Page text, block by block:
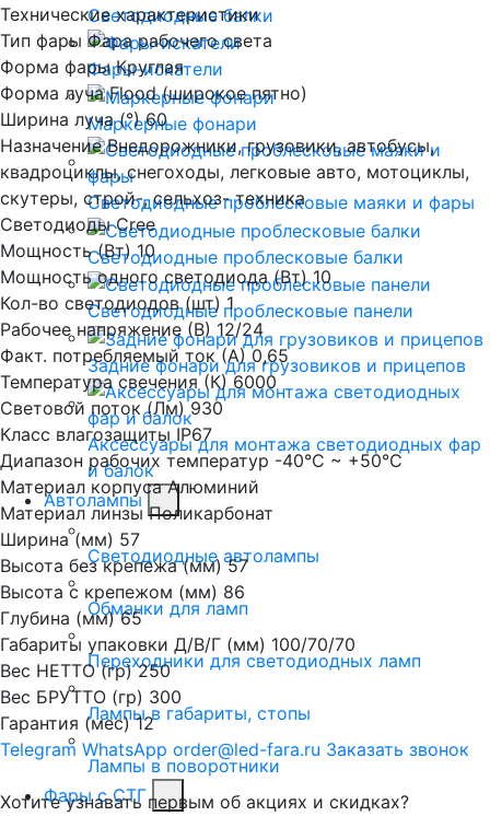
Светодиодные балки
Фары-искатели
Маркерные фонари
Светодиодные проблесковые маяки и фары
Светодиодные проблесковые балки
Светодиодные проблесковые панели
Задние фонари для грузовиков и прицепов
Аксессуары для монтажа светодиодных фар
и балок
Автолампы
Светодиодные автолампы
Обманки для ламп
Переходники для светодиодных ламп
Лампы в габариты, стопы
Лампы в поворотники
Фары с СТГ
Технические характеристики
Тип фары Фара рабочего света
Форма фары Круглая
Форма луча Flood (широкое пятно)
Ширина луча (°) 60
Назначение Внедорожники, грузовики, автобусы,
квадроциклы, снегоходы, легковые авто, мотоциклы,
скутеры, строй-, сельхоз- техника
Светодиоды Cree
Мощность (Вт) 10
Мощность одного светодиода (Вт) 10
Кол-во светодиодов (шт) 1
Рабочее напряжение (В) 12/24
Факт. потребляемый ток (А) 0,65
Температура свечения (К) 6000
Световой поток (Лм) 930
Класс влагозащиты IP67
Диапазон рабочих температур -40°С ~ +50°С
Материал корпуса Алюминий
Материал линзы Поликарбонат
Ширина (мм) 57
Высота без крепежа (мм) 57
Высота с крепежом (мм) 86
Глубина (мм) 65
Габариты упаковки Д/В/Г (мм) 100/70/70
Вес НЕТТО (гр) 250
Вес БРУТТО (гр) 300
Гарантия (мес) 12
Telegram WhatsApp order@led-fara.ru Заказать звонок
Хотите узнавать первым об акциях и скидках?